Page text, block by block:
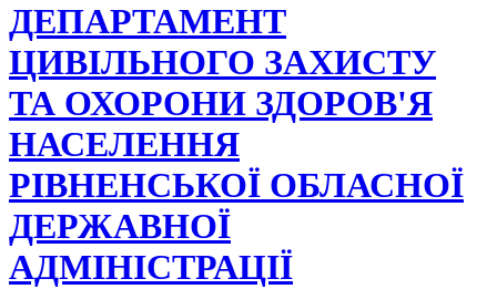
ДЕПАРТАМЕНТ
ЦИВІЛЬНОГО ЗАХИСТУ
ТА ОХОРОНИ ЗДОРОВ'Я
НАСЕЛЕННЯ
РІВНЕНСЬКОЇ ОБЛАСНОЇ
ДЕРЖАВНОЇ
АДМІНІСТРАЦІЇ